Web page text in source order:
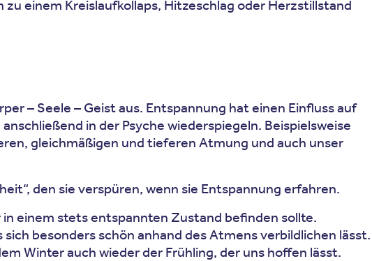
einem Kreislaufkollaps, Hitzeschlag oder Herzstillstand
– Seele – Geist aus. Entspannung hat einen Einfluss auf
in der Psyche wiederspiegeln. Beispielsweise
gleichmäßigen und tieferen Atmung und auch unser
den sie verspüren, wenn sie Entspannung erfahren.
einem stets entspannten Zustand befinden sollte.
besonders schön anhand des Atmens verbildlichen lässt.
Winter auch wieder der Frühling, der uns hoffen lässt.